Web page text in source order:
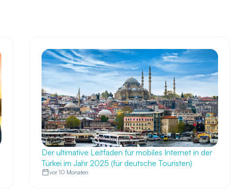
Der ultimative Leitfaden für mobiles Internet in der
Türkei im Jahr 2025 (für deutsche Touristen)
vor 10 Monaten